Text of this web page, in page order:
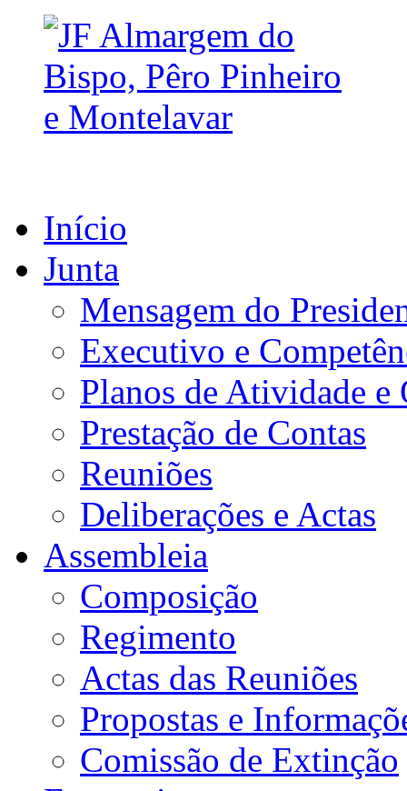
Início
Junta
Mensagem do
Executivo e
Planos de Atividade e
Prestação de Contas
Reuniões
Deliberações e Actas
Assembleia
Composição
Regimento
Actas das Reuniões
Propostas e
Comissão de Extinção